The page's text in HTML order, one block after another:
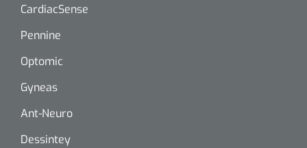
CardiacSense
Pennine
Optomic
Gyneas
Ant-Neuro
Dessintey